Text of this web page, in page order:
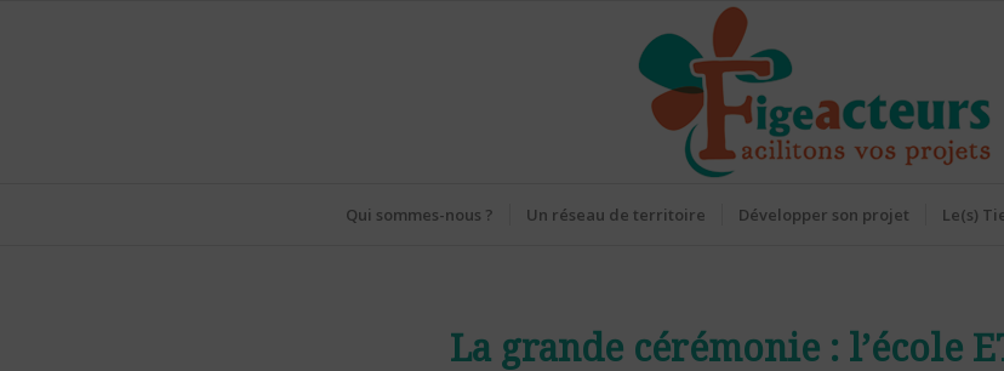
Qui sommes-nous ? Un réseau de territoire Développer son projet Le(s)
La grande cérémonie : l’école